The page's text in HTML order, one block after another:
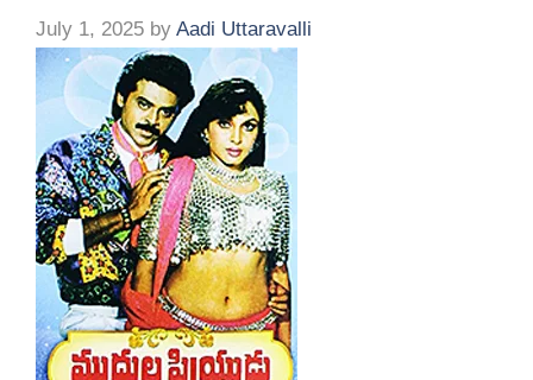
July 1, 2025 by Aadi Uttaravalli